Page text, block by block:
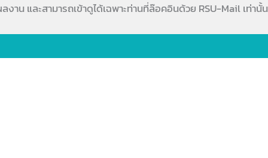
าน และสามารถเข้าดูได้เฉพาะท่านที่ล๊อคอินด้วย RSU-Mail เท่านั้น